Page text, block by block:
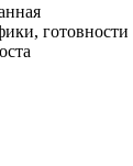
готовности